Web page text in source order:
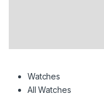
Watches
All Watches